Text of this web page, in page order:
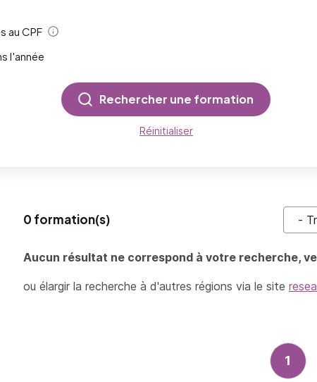
au CPF
Aide
l'année
Rechercher une formation
Réinitialiser
0 formation(s)
Trier
Aucun résultat ne correspond à votre recherche,
ou élargir la recherche à d'autres régions via le site
1